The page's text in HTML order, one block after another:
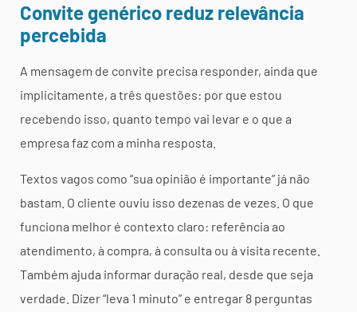
Convite genérico reduz relevância
percebida
A mensagem de convite precisa responder, ainda que
implicitamente, a três questões: por que estou
recebendo isso, quanto tempo vai levar e o que a
empresa faz com a minha resposta.
Textos vagos como “sua opinião é importante” já não
bastam. O cliente ouviu isso dezenas de vezes. O que
funciona melhor é contexto claro: referência ao
atendimento, à compra, à consulta ou à visita recente.
Também ajuda informar duração real, desde que seja
verdade. Dizer “leva 1 minuto” e entregar 8 perguntas